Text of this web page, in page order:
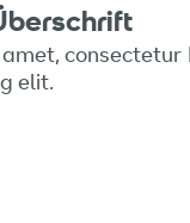
consectetur
elit.